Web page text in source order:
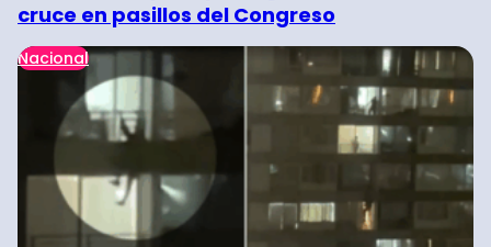
cruce en pasillos del Congreso
Nacional